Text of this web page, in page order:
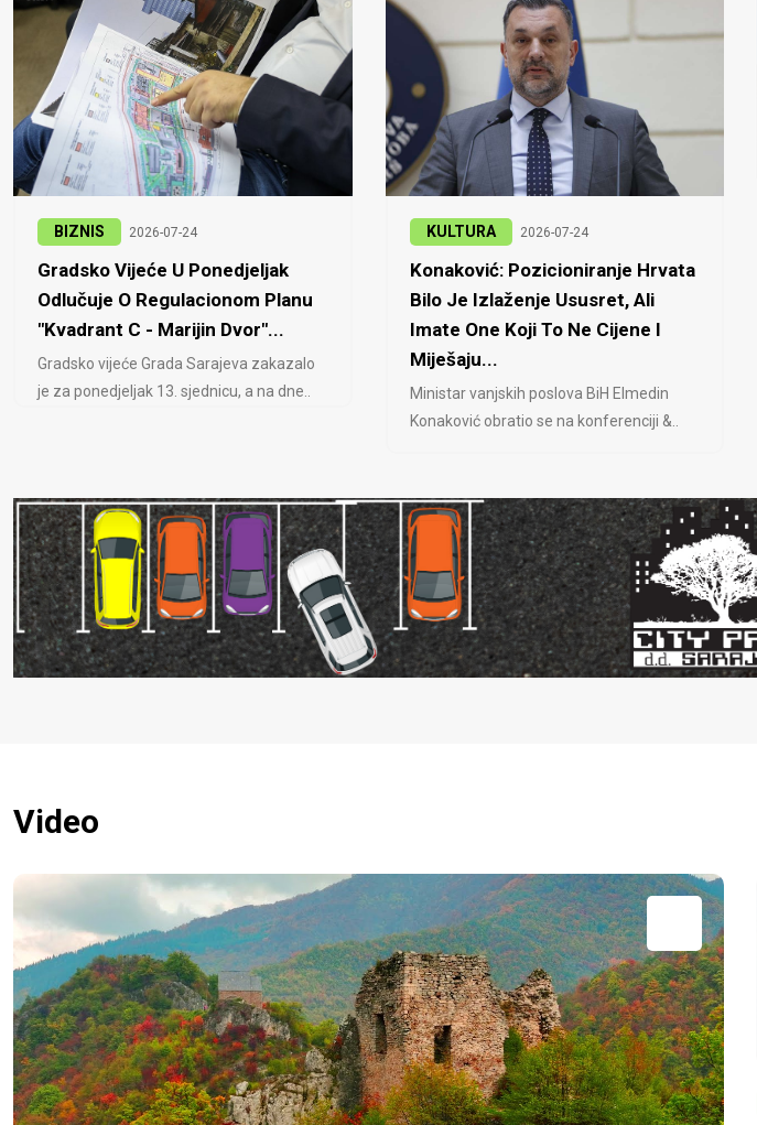
BIZNIS 2026-07-24
Gradsko Vijeće U Ponedjeljak
Odlučuje O Regulacionom Planu
"Kvadrant C - Marijin Dvor"...
Gradsko vijeće Grada Sarajeva zakazalo
je za ponedjeljak 13. sjednicu, a na dne..
KULTURA 2026-07-24
Konaković: Pozicioniranje Hrvata
Bilo Je Izlaženje Ususret, Ali
Imate One Koji To Ne Cijene I
Miješaju...
Ministar vanjskih poslova BiH Elmedin
Konaković obratio se na konferenciji &..
Video